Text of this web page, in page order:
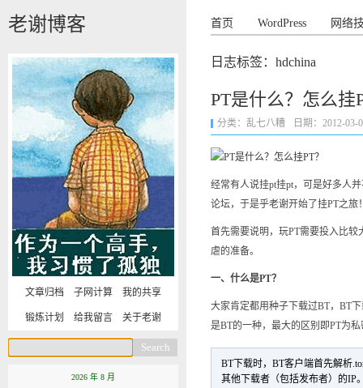
老谢博客 首页 WordPress 网络
日志标签：hdchina
PT是什么？怎么挂
分类： 乱七八糟 日期：2012-03-
经常有人说挂pt挂pt，可是好多人
论坛，于是乎老谢开始了挂PT之旅
首先需要说明，玩PT需要投入比
虐的准备。
一、什么是PT？
大家肯定都用种子下载过BT，BT
是BT的一种，最大的区别即PT为
BT下载时，BT客户端首先解析
其他下载者（包括发布者）的IP
文章归档 子网计算 我的共享
锻炼计划 给我留言 关于老谢
2026 年 8 月